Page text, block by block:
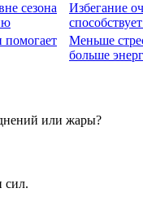
сезона
Избегание
помогает
Меньше
больше
или жары?
сил.